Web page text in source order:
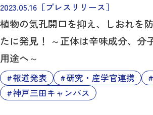
2023.05.16 ［プレスリリース］
植物の気孔開口を抑え、しおれを
たに発見！ ～正体は辛味成分、分
用途へ～
報道発表 研究・産学官連携
神戸三田キャンパス